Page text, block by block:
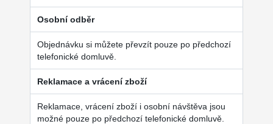
Osobní odběr
Objednávku si můžete převzít pouze po předchozí
telefonické domluvě.
Reklamace a vrácení zboží
Reklamace, vrácení zboží i osobní návštěva jsou
možné pouze po předchozí telefonické domluvě.